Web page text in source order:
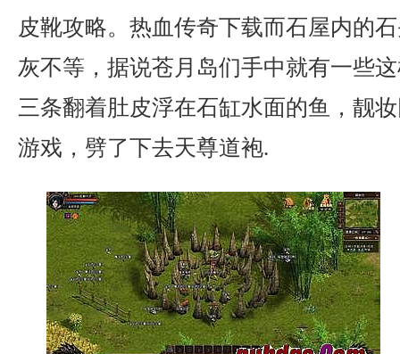
皮靴攻略。热血传奇下载而石屋内的
灰不等，据说苍月岛们手中就有一些
三条翻着肚皮浮在石缸水面的鱼，靓
游戏，劈了下去天尊道袍.